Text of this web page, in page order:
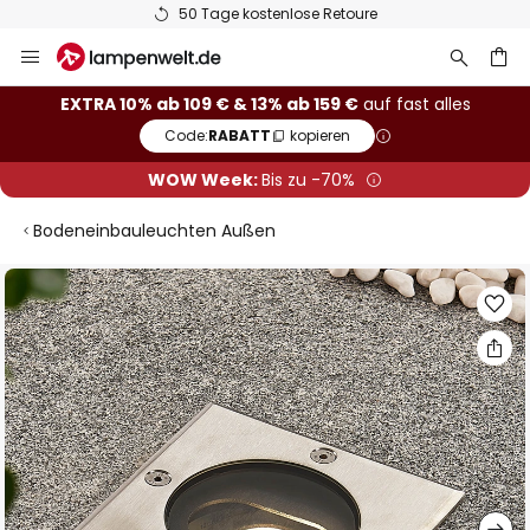
50 Tage kostenlose Retoure
Inhalt
springen
EXTRA 10% ab 109 € & 13% ab 159 €auf fast alles
Code:RABATT kopieren
WOW Week:Bis zu -70%
Bodeneinbauleuchten Außen
Zum
Ende
der
Bildgalerie
springen